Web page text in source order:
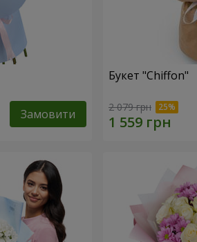
Замовити
Букет "Chiffon"
2 079 грн